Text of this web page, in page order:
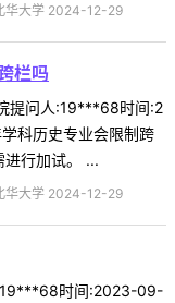
华大学 2024-12-29
栏吗
提问人:19***68时间:2
科历史专业会限制跨
进行加试。 ...
华大学 2024-12-29
时间:2023-09-